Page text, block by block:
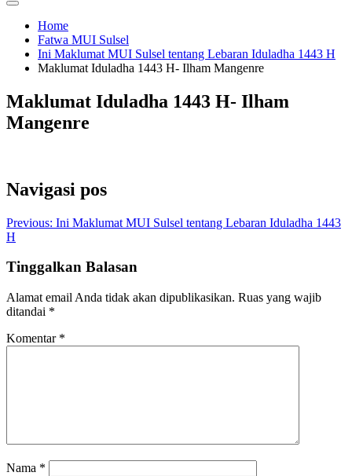
Home
Fatwa MUI Sulsel
Ini Maklumat MUI Sulsel tentang Lebaran Iduladha 1443 H
Maklumat Iduladha 1443 H- Ilham Mangenre
Maklumat Iduladha 1443 H- Ilham
Mangenre
Navigasi pos
Previous: Ini Maklumat MUI Sulsel tentang Lebaran Iduladha 1443
H
Tinggalkan Balasan
Alamat email Anda tidak akan dipublikasikan. Ruas yang wajib
ditandai *
Komentar *
Nama *